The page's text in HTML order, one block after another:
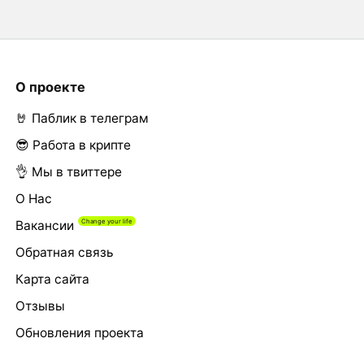
О проекте
🤘 Паблик в телеграм
😎 Работа в крипте
👌 Мы в твиттере
О Нас
Вакансии
Обратная связь
Карта сайта
Отзывы
Обновления проекта